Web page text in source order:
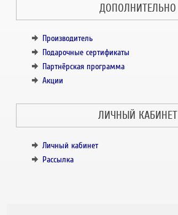
ДОПОЛНИТЕЛЬНО
Производитель
Подарочные сертификаты
Партнёрская программа
Акции
ЛИЧНЫЙ КАБИНЕТ
Личный кабинет
Рассылка